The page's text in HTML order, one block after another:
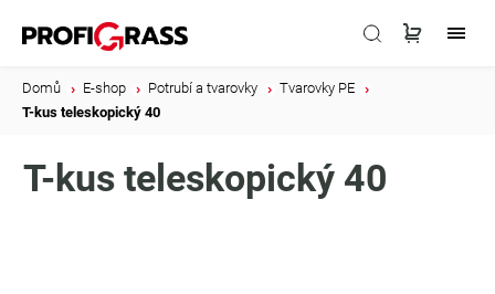
Domů E-shop Potrubí a tvarovky Tvarovky PE
T-kus teleskopický 40
T-kus teleskopický 40